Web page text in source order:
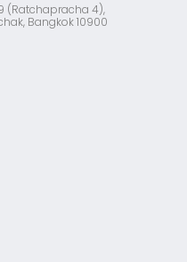
(Ratchapracha 4),
Bangkok 10900